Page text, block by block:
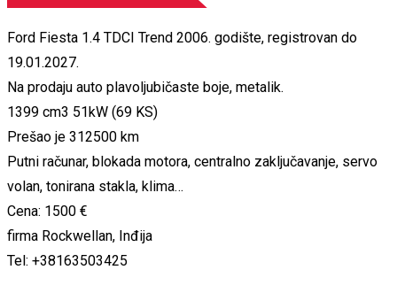
Ford Fiesta 1.4 TDCI Trend 2006. godište, registrovan do
19.01.2027.
Na prodaju auto plavoljubičaste boje, metalik.
1399 cm3 51kW (69 KS)
Prešao je 312500 km
Putni računar, blokada motora, centralno zaključavanje, servo
volan, tonirana stakla, klima…
Cena: 1500 €
firma Rockwellan, Inđija
Tel: +38163503425